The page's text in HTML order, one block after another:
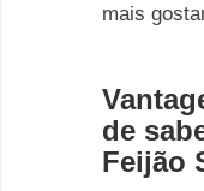
mais
de
Feijão